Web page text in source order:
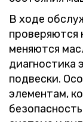
В ходе
проверяются
меняются
диагностика
подвески.
элементам,